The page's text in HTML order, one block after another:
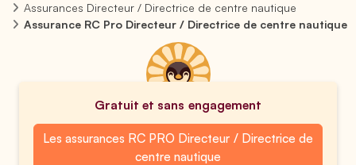
Assurances Directeur / Directrice de centre nautique
Assurance RC Pro Directeur / Directrice de centre nautique
Gratuit et sans engagement
Les assurances RC PRO Directeur / Directrice de
centre nautique